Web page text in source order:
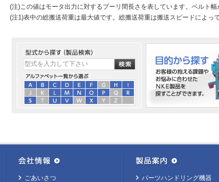
(注)この値はモータ出力に対するプーリ間長さを表しています。ベルト
(注1)表中の総搬送荷重は最大値です。総搬送荷重は搬送スピードによっ
ごあいさつ
パーツハンドリング機器